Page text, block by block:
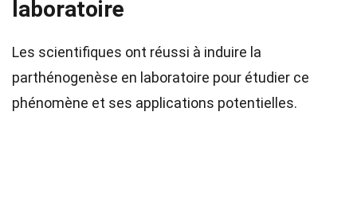
laboratoire
Les scientifiques ont réussi à induire la
parthénogenèse en laboratoire pour étudier ce
phénomène et ses applications potentielles.